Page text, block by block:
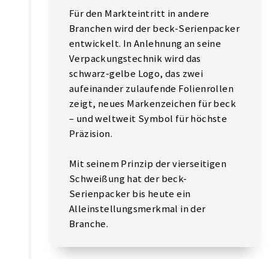
Für den Markteintritt in andere
Branchen wird der beck-Serienpacker
entwickelt. In Anlehnung an seine
Verpackungstechnik wird das
schwarz-gelbe Logo, das zwei
aufeinander zulaufende Folienrollen
zeigt, neues Markenzeichen für beck
– und weltweit Symbol für höchste
Präzision.
Mit seinem Prinzip der vierseitigen
Schweißung hat der beck-
Serienpacker bis heute ein
Alleinstellungsmerkmal in der
Branche.